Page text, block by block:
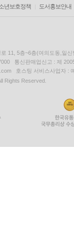
년보호정책 도서홍보안내
11, 5층~6층(여의도동,일신
통신판매업신고 : 제
호스팅 서비스사업자 :
Rights Reserved.